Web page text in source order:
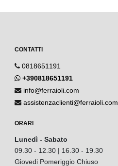
CONTATTI
0818651191
+390818651191
info@ferraioli.com
assistenzaclienti@ferraioli.com
ORARI
Lunedì - Sabato
09.30 - 12.30 | 16.30 - 19.30
Giovedi Pomeriggio Chiuso